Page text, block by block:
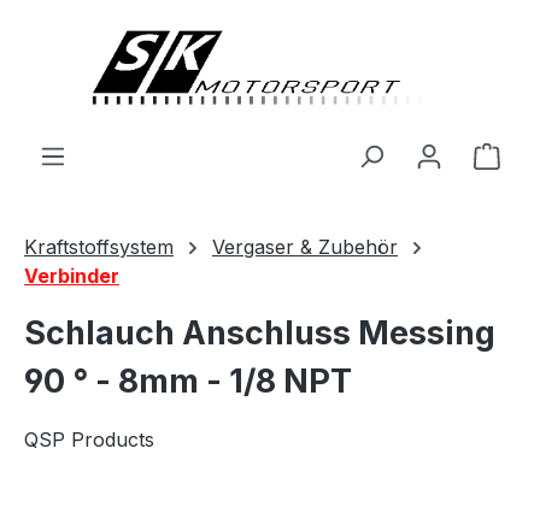
Kraftstoffsystem
Vergaser & Zubehör
Verbinder
Schlauch Anschluss Messing
90 ° - 8mm - 1/8 NPT
QSP Products